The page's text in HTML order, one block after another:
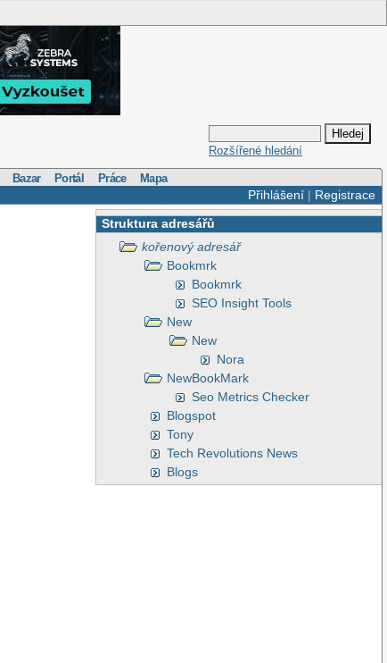
Rozšířené hledání
Bazar Portál Práce Mapa
Přihlášení| Registrace
Struktura adresářů
kořenový adresář
Bookmrk
Bookmrk
SEO Insight Tools
New
New
Nora
NewBookMark
Seo Metrics Checker
Blogspot
Tony
Tech Revolutions News
Blogs